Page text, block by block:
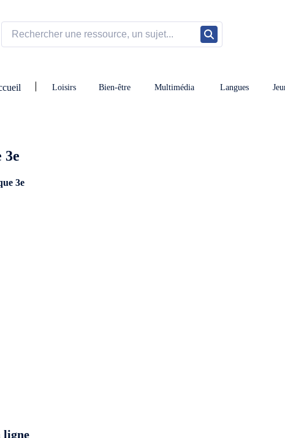
Loisirs Bien-être Multimédia Langues
3e
3e
ligne